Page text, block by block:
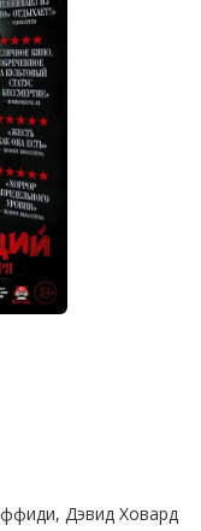
Have Eyes яркими
экране сценария
с Артом Клоуном,
Hostel,
дьявольский
Eyes, ремейк
рассказывает о
против уродливых
ждут вас в
другим фанатам
и отметить
детали.
Дэвид Ховард